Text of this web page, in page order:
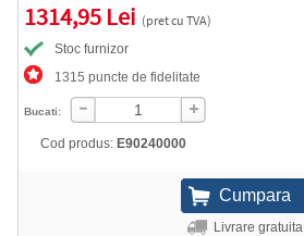
1314,95 Lei (pret cu TVA)
Stoc furnizor
1315 puncte de fidelitate
Bucati:
Cod produs: E90240000
Livrare gratuita